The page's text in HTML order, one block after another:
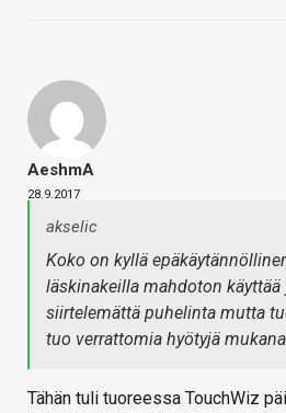
AeshmA
28.9.2017
akselic
Koko on kyllä
läskinakeilla mahdoton käyttää
siirtelemättä puhelinta mutta
tuo verrattomia hyötyjä
Tähän tuli tuoreessa TouchWiz